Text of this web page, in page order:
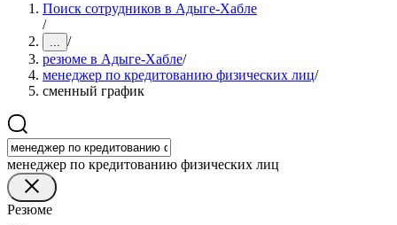
Поиск сотрудников в Адыге-Хабле
/
... /
резюме в Адыге-Хабле/
менеджер по кредитованию физических лиц/
сменный график
менеджер по кредитованию физических лиц
Резюме